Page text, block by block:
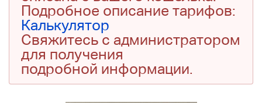
Подробное описание тарифов:
Калькулятор
Свяжитесь с администратором
для получения
подробной информации.